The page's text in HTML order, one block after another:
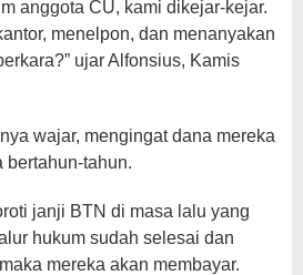
anggota CU, kami dikejar-kejar.
menelpon, dan menanyakan
ujar Alfonsius, Kamis
wajar, mengingat dana mereka
bertahun-tahun.
janji BTN di masa lalu yang
hukum sudah selesai dan
mereka akan membayar.